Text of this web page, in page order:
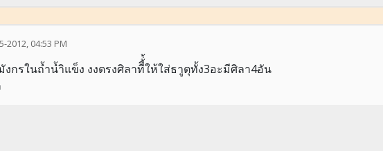
2012, 04:53 PM
กรในถ้ำน้ำิแข็ง งงตรงศิลาทีี้่้ให้ใส่ธาูตุทั้ง3อะมีศิลา4อัน